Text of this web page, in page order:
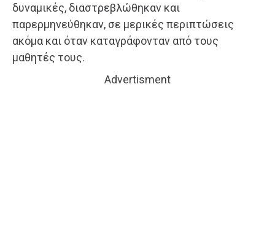
δυναμικές, διαστρεβλώθηκαν και
παρερμηνεύθηκαν, σε μερικές περιπτώσεις
ακόμα και όταν καταγράφονταν από τους
μαθητές τους.
Advertisment